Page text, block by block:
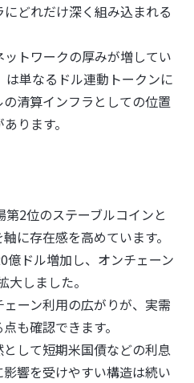
どれだけ深く組み込まれる
トワークの厚みが増してい
は単なるドル連動トークンに
清算インフラとしての位置
ります。
2位のステーブルコインと
に存在感を高めています。
億ドル増加し、オンチェーン
しました。
ーン利用の広がりが、実需
も確認できます。
して短期米国債などの利息
響を受けやすい構造は続い